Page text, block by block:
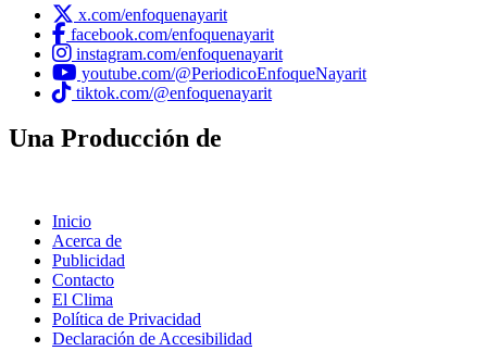
x.com/enfoquenayarit
facebook.com/enfoquenayarit
instagram.com/enfoquenayarit
youtube.com/@PeriodicoEnfoqueNayarit
tiktok.com/@enfoquenayarit
Una Producción de
Inicio
Acerca de
Publicidad
Contacto
El Clima
Política de Privacidad
Declaración de Accesibilidad